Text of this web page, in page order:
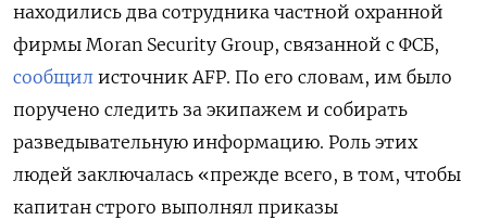
находились два сотрудника частной охранной
фирмы Moran Security Group, связанной с ФСБ,
сообщил источник AFP. По его словам, им было
поручено следить за экипажем и собирать
разведывательную информацию. Роль этих
людей заключалась «прежде всего, в том, чтобы
капитан строго выполнял приказы